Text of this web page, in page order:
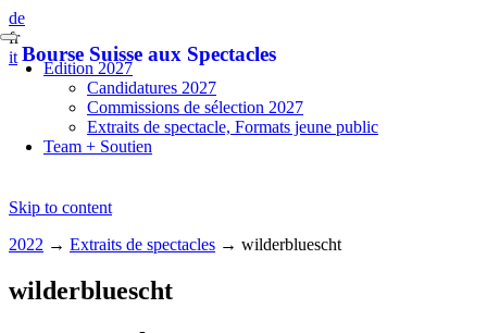
de
fr
it Bourse Suisse aux Spectacles
Skip to content
Edition 2027
Candidatures 2027
Commissions de sélection 2027
Extraits de spectacle, Formats jeune public
Team + Soutien
2022 → Extraits de spectacles → wilderbluescht
wilderbluescht